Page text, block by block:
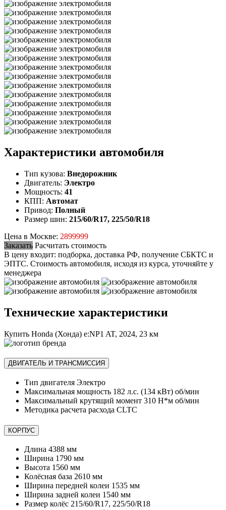
Характеристики автомобиля
Тип кузова: Внедорожник
Двигатель: Электро
Мощность: 41
КПП: Автомат
Привод: Полный
Размер шин: 215/60/R17, 225/50/R18
Цена в Москве: 2899999
Заказать Расчитать стоимость
В цену входит: подборка, доставка РФ, получение СБКТС и
ЭПТС. Стоимость автомобиля, исходя из курса, уточняйте у
менеджера
Технические характеристики
Купить Honda (Хонда) e:NP1 AT, 2024, 23 км
ДВИГАТЕЛЬ И ТРАНСМИССИЯ
Тип двигателя Электро
Максимальная мощность 182 л.с. (134 кВт) об/мин
Максимальный крутящий момент 310 Н*м об/мин
Методика расчета расхода CLTC
КОРПУС
Длина 4388 мм
Ширина 1790 мм
Высота 1560 мм
Колёсная база 2610 мм
Ширина передней колеи 1535 мм
Ширина задней колеи 1540 мм
Размер колёс 215/60/R17, 225/50/R18